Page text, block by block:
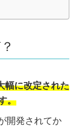
幅に改定された
。
開発されてか